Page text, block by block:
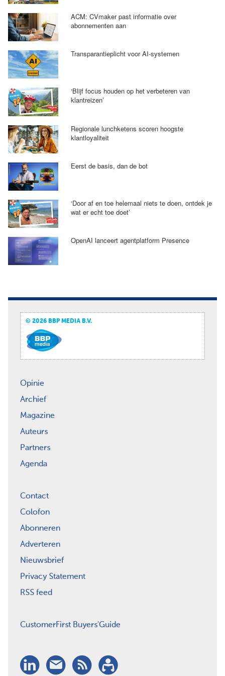
ACM: CVmaker past informatie over
abonnementen aan
Transparantieplicht voor AI-systemen
‘Blijf focus houden op het verbeteren van
klantreizen’
Regionale lunchketens scoren hoogste
klantloyaliteit
Eerst de basis, dan de bot
‘Door af en toe helemaal niets te doen, ontdek je
wat er echt toe doet’
OpenAI lanceert agentplatform Presence
© 2026 BBP MEDIA B.V.
Opinie
Archief
Magazine
Auteurs
Partners
Agenda
Contact
Colofon
Abonneren
Adverteren
Nieuwsbrief
Privacy Statement
RSS feed
CustomerFirst Buyers'Guide
LinkedIn
Nieuwsbrief
RSSAbonneren